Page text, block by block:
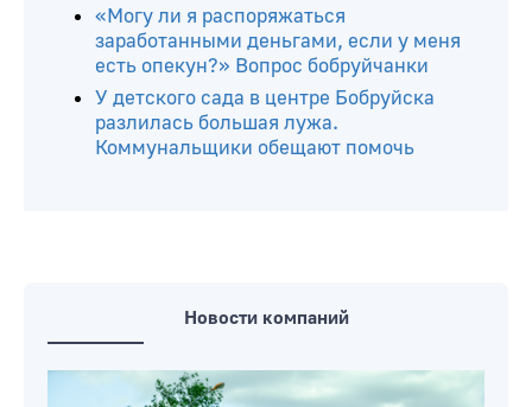
«Могу ли я распоряжаться
заработанными деньгами, если у меня
есть опекун?» Вопрос бобруйчанки
У детского сада в центре Бобруйска
разлилась большая лужа.
Коммунальщики обещают помочь
Новости компаний